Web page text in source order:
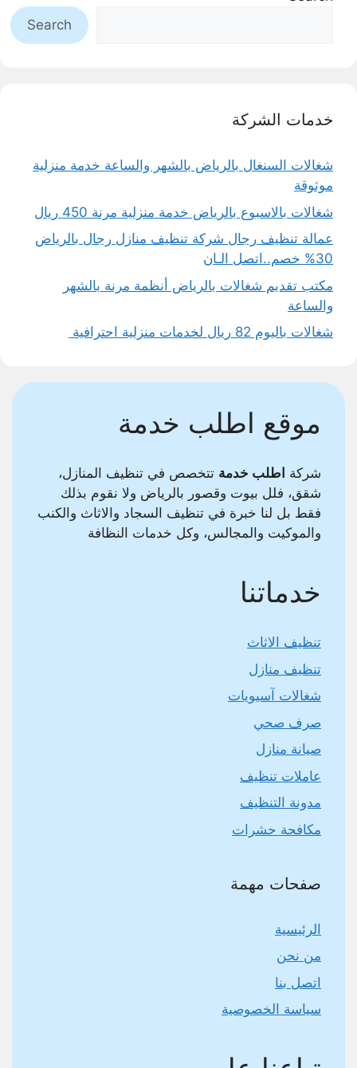
Search
خدمات الشركة
شغالات السنغال بالرياض بالشهر والساعة خدمة منزلية
موثوقة
شغالات بالاسبوع بالرياض خدمة منزلية مرنة 450 ريال
عمالة تنظيف رجال شركة تنظيف منازل رجال بالرياض
30% خصم..اتصل الـان
مكتب تقديم شغالات بالرياض أنظمة مرنة بالشهر
والساعة
شغالات باليوم 82 ريال لخدمات منزلية احترافية
موقع اطلب خدمة
شركة اطلب خدمة تتخصص في تنظيف المنازل،
شقق، فلل بيوت وقصور بالرياض ولا نقوم بذلك
فقط بل لنا خبرة في تنظيف السجاد والاثاث والكنب
والموكيت والمجالس، وكل خدمات النظافة
خدماتنا
تنظيف الاثاث
تنظيف منازل
شغالات آسيويات
صرف صحي
صيانة منازل
عاملات تنظيف
مدونة التنظيف
مكافحة حشرات
صفحات مهمة
الرئيسية
من نحن
اتصل بنا
سياسة الخصوصية